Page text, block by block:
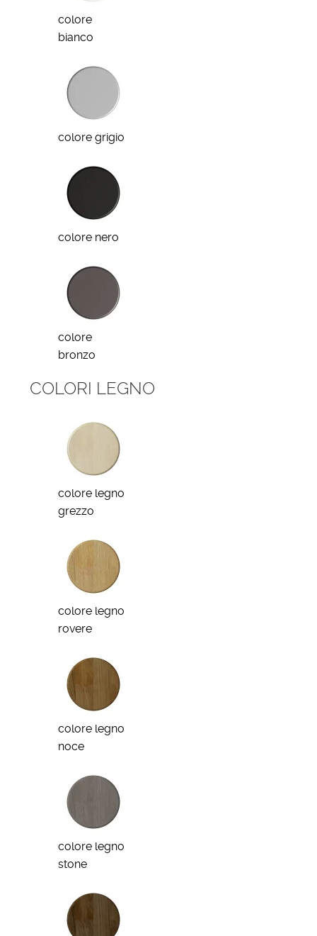
colore
bianco
colore grigio
colore nero
colore
bronzo
COLORI LEGNO
colore legno
grezzo
colore legno
rovere
colore legno
noce
colore legno
stone